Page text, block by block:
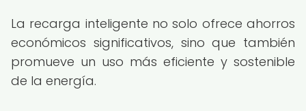
La recarga inteligente no solo ofrece ahorros
económicos significativos, sino que también
promueve un uso más eficiente y sostenible
de la energía.